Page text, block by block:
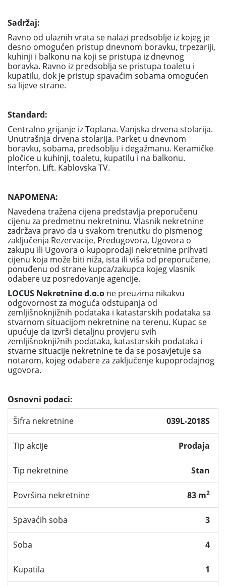
Sadržaj:
Ravno od ulaznih vrata se nalazi predsoblje iz kojeg je
desno omogućen pristup dnevnom boravku, trpezariji,
kuhinji i balkonu na koji se pristupa iz dnevnog
boravka. Ravno iz predsoblja se pristupa toaletu i
kupatilu, dok je pristup spavaćim sobama omogućen
sa lijeve strane.
Standard:
Centralno grijanje iz Toplana. Vanjska drvena stolarija.
Unutrašnja drvena stolarija. Parket u dnevnom
boravku, sobama, predsoblju i degažmanu. Keramičke
pločice u kuhinji, toaletu, kupatilu i na balkonu.
Interfon. Lift. Kablovska TV.
NAPOMENA:
Navedena tražena cijena predstavlja preporučenu
cijenu za predmetnu nekretninu. Vlasnik nekretnine
zadržava pravo da u svakom trenutku do pismenog
zaključenja Rezervacije, Predugovora, Ugovora o
zakupu ili Ugovora o kupoprodaji nekretnine prihvati
cijenu koja može biti niža, ista ili viša od preporučene,
ponuđenu od strane kupca/zakupca kojeg vlasnik
odabere uz posredovanje agencije.
LOCUS Nekretnine d.o.o ne preuzima nikakvu
odgovornost za moguća odstupanja od
zemljišnoknjižnih podataka i katastarskih podataka sa
stvarnom situacijom nekretnine na terenu. Kupac se
upućuje da izvrši detaljnu provjeru svih
zemljišnoknjižnih podataka, katastarskih podataka i
stvarne situacije nekretnine te da se posavjetuje sa
notarom, kojeg odabere za zaključenje kupoprodajnog
ugovora.
Osnovni podaci:
Šifra nekretnine
039L-2018S
Tip akcije Prodaja
Tip nekretnine Stan
Površina nekretnine 83 m2
Spavaćih soba 3
Soba 4
Kupatila 1